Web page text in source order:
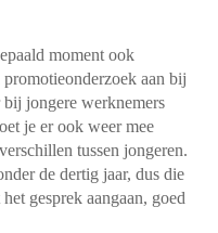
moment ook
aan bij
jongere werknemers
je er ook weer mee
tussen jongeren.
de dertig jaar, dus die
gesprek aangaan, goed